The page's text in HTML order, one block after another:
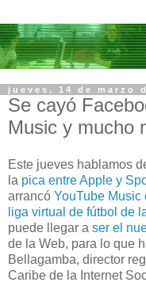
jueves, 14 de marzo
Se cayó
Music y mucho
Este jueves hablamos
la pica entre Apple y
arrancó YouTube Music
liga virtual de fútbol de
puede llegar a ser el
de la Web, para lo que
Bellagamba, director
Caribe de la Internet